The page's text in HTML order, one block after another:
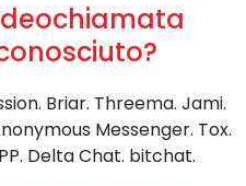
Briar. Threema. Jami.
Messenger. Tox.
Delta Chat. bitchat.